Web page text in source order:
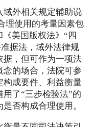
外相关规定辅助说
理使用的考量因素包
美国版权法》“四
据法，域外法律规
据，但可作为一项法
的场合，法院可参
构成要件、利益衡量
了“三步检验法”的
否构成合理使用。